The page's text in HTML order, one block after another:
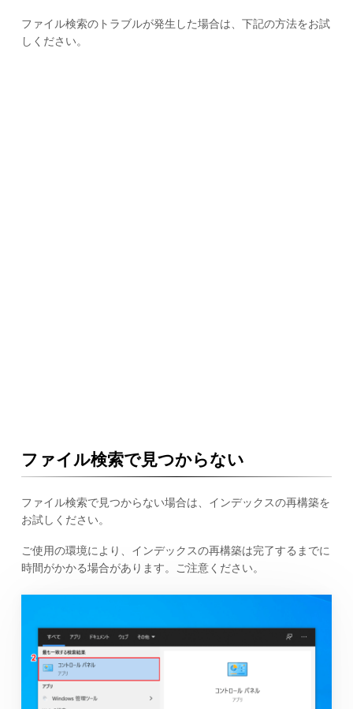
ファイル検索のトラブルが発生した場合は、下記の方法をお試
しください。
ファイル検索で見つからない
ファイル検索で見つからない場合は、インデックスの再構築を
お試しください。
ご使用の環境により、インデックスの再構築は完了するまでに
時間がかかる場合があります。ご注意ください。